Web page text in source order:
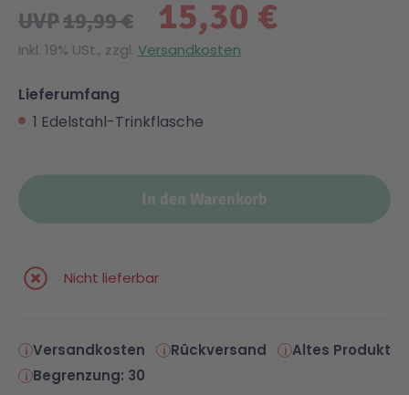
15,30 €
UVP19,99 €
Inkl. 19% USt., zzgl. Versandkosten
Lieferumfang
1 Edelstahl-Trinkflasche
In den Warenkorb
Nicht lieferbar
Versandkosten Rückversand
Altes Produkt
Begrenzung: 30